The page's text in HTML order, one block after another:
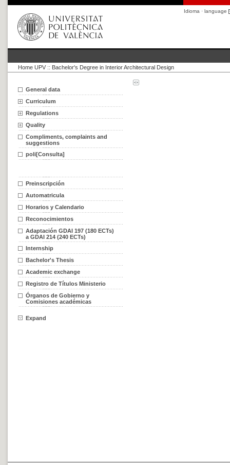
Idioma · language
Home UPV :: Bachelor's Degree in Interior Architectural Design
General data
Curriculum
Regulations
Quality
Compliments, complaints and
suggestions
poli[Consulta]
Preinscripción
Automatricula
Horarios y Calendario
Reconocimientos
Adaptación GDAI 197 (180 ECTs)
a GDAI 214 (240 ECTs)
Internship
Bachelor's Thesis
Academic exchange
Registro de Títulos Ministerio
Órganos de Gobierno y
Comisiones académicas
Expand